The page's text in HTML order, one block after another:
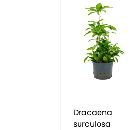
Dracaena
surculosa